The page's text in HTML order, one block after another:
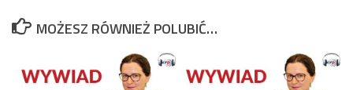
MOŻESZ RÓWNIEŻ POLUBIĆ…